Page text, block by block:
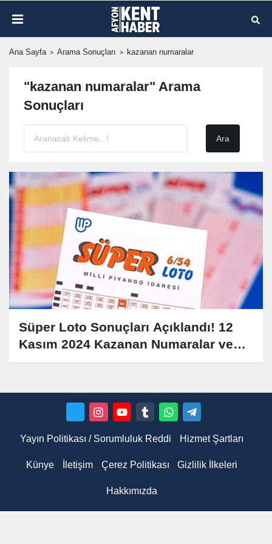
Ana Sayfa Arama Sonuçları kazanan numaralar
"kazanan numaralar" Arama
Sonuçları
Süper Loto Sonuçları Açıklandı! 12
Kasım 2024 Kazanan Numaralar ve
Detaylar
Yayın Politikası / Sorumluluk Reddi Hizmet Şartları
Künye İletişim Çerez Politikası Gizlilik İlkeleri
Hakkımızda